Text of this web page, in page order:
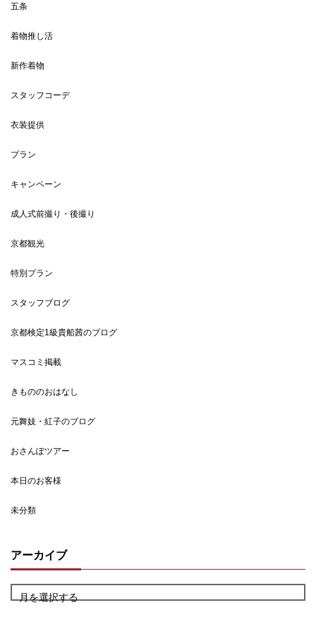
五条
着物推し活
新作着物
スタッフコーデ
衣装提供
プラン
キャンペーン
成人式前撮り・後撮り
京都観光
特別プラン
スタッフブログ
京都検定1級貴船茜のブログ
マスコミ掲載
きもののおはなし
元舞妓・紅子のブログ
おさんぽツアー
本日のお客様
未分類
アーカイブ
月を選択する